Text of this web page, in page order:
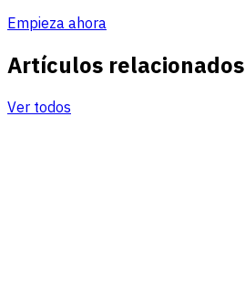
Empieza ahora
Artículos relacionados
Ver todos